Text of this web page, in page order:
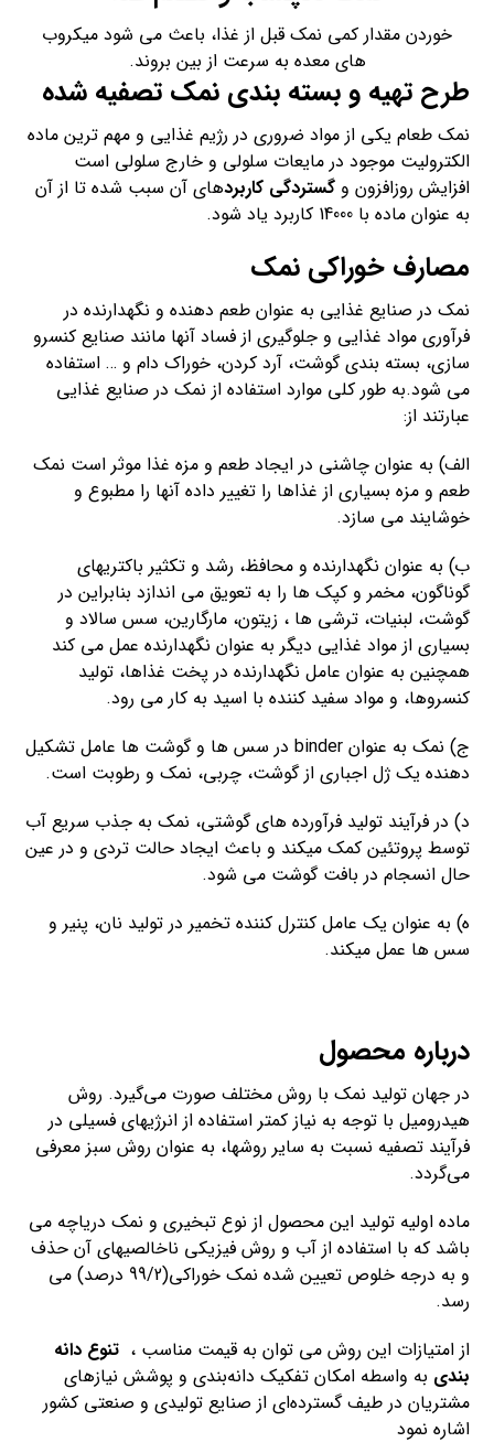
خوردن مقدار کمی نمک قبل از غذا، باعث می شود میکروب
های معده به سرعت از بین بروند.
طرح تهیه و بسته بندی نمک تصفیه شده
نمک طعام یکی از مواد ضروری در رژیم غذایی و مهم ترین ماده
الکترولیت موجود در مایعات سلولی و خارج سلولی است
افزایش روزافزون وگستردگی کاربردهای آن سبب شده تا از آن
به عنوان ماده با 14000 کاربرد یاد شود.
مصارف خوراکی نمک
نمک در صنایع غذایی به عنوان طعم دهنده و نگهدارنده در
فرآوری مواد غذایی و جلوگیری از فساد آنها مانند صنایع کنسرو
سازی، بسته بندی گوشت، آرد کردن، خوراک دام و … استفاده
می شود.به طور کلی موارد استفاده از نمک در صنایع غذایی
عبارتند از:
الف) به عنوان چاشنی در ایجاد طعم و مزه غذا موثر است نمک
طعم و مزه بسیاری از غذاها را تغییر داده آنها را مطبوع و
خوشایند می سازد.
ب) به عنوان نگهدارنده و محافظ، رشد و تکثیر باکتریهای
گوناگون، مخمر و کپک ها را به تعویق می اندازد بنابراین در
گوشت، لبنیات، ترشی ها ، زیتون، مارگارین، سس سالاد و
بسیاری از مواد غذایی دیگر به عنوان نگهدارنده عمل می کند
همچنین به عنوان عامل نگهدارنده در پخت غذاها، تولید
کنسروها، و مواد سفید کننده با اسید به کار می رود.
ج) نمک به عنوان binder در سس ها و گوشت ها عامل تشکیل
دهنده یک ژل اجباری از گوشت، چربی، نمک و رطوبت است.
د) در فرآیند تولید فرآورده های گوشتی، نمک به جذب سریع آب
توسط پروتئین کمک میکند و باعث ایجاد حالت تردی و در عین
حال انسجام در بافت گوشت می شود.
ه) به عنوان یک عامل کنترل کننده تخمیر در تولید نان، پنیر و
سس ها عمل میکند.
درباره محصول
در جهان تولید نمک با روش مختلف صورت می‌گیرد. روش
هیدرومیل با توجه به نیاز کمتر استفاده از انرژی­های فسیلی در
فرآیند تصفیه نسبت به سایر روش­ها، به عنوان روش سبز معرفی
می­‌گردد.
ماده اولیه تولید این محصول از نوع تبخیری و نمک دریاچه می­‌
باشد که با استفاده از آب و روش فیزیکی ناخالصی­های آن حذف
و به درجه خلوص تعیین شده نمک خوراکی(99/2 درصد) می­‌
رسد.
از امتیازات این روش می توان به قیمت مناسب ،تنوع دانه
بندی به واسطه امکان تفکیک دانه­‌بندی و پوشش نیازهای
مشتریان در طیف گسترده­‌ای از صنایع تولیدی و صنعتی کشور
اشاره نمود